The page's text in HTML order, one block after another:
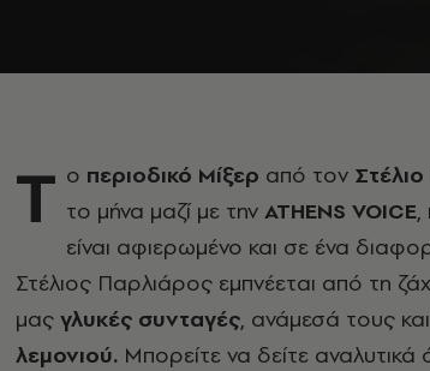
T o περιοδικό Μίξερ από τον
το μήνα μαζί με την ATHENS VOICE,
είναι αφιερωμένο και σε ένα
Στέλιος Παρλιάρος εμπνέεται από τη
μας γλυκές συνταγές, ανάμεσά τους
λεμονιού. Μπορείτε να δείτε